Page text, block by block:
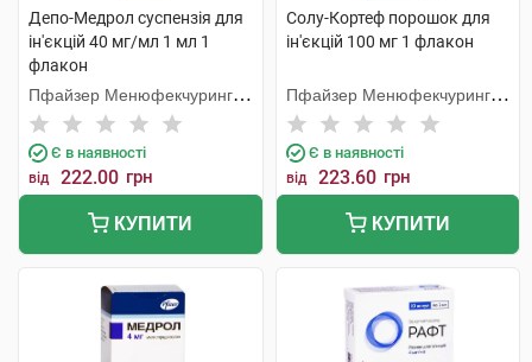
Депо-Медрол суспензія для
ін'єкцій 40 мг/мл 1 мл 1
флакон
Пфайзер Менюфекчуринг
Бельгія
Є в наявності
від 222.00 грн
КУПИТИ
Солу-Кортеф порошок для
ін'єкцій 100 мг 1 флакон
Пфайзер Менюфекчуринг
Бельгія
Є в наявності
від 223.60 грн
КУПИТИ